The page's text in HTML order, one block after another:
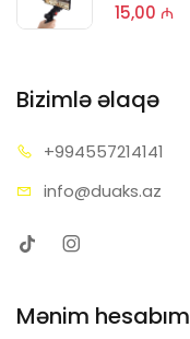
15,00 ₼
Bizimlə əlaqə
+994557214141
info@duaks.az
Mənim hesabım